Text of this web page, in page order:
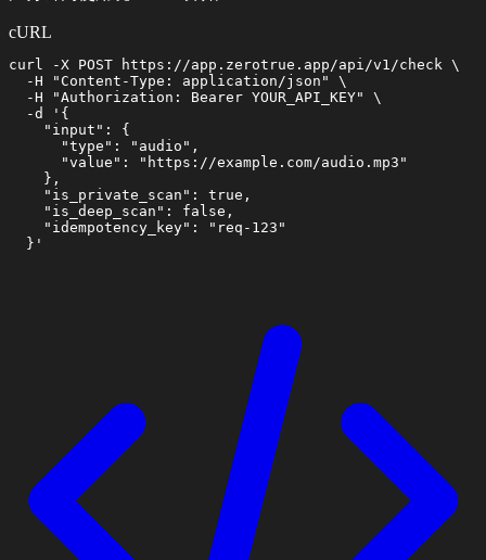
cURL
curl -X POST https://app.zerotrue.app/api/v1/check \
  -H "Content-Type: application/json" \
  -H "Authorization: Bearer YOUR_API_KEY" \
  -d '{
    "input": {
      "type": "audio",
      "value": "https://example.com/audio.mp3"
    },
    "is_private_scan": true,
    "is_deep_scan": false,
    "idempotency_key": "req-123"
  }'